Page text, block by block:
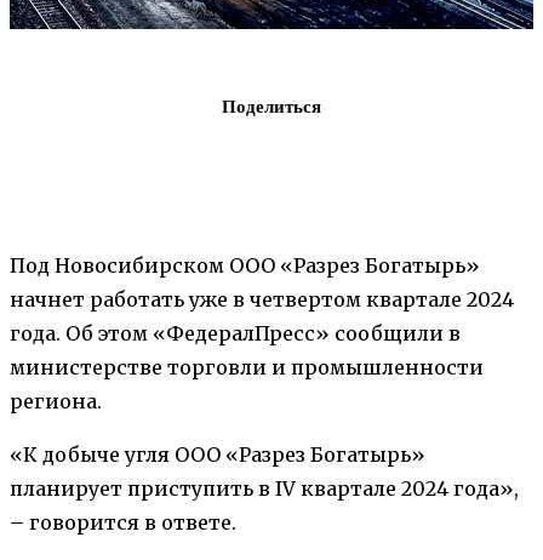
Поделиться
Под Новосибирском ООО «Разрез Богатырь»
начнет работать уже в четвертом квартале 2024
года. Об этом «ФедералПресс» сообщили в
министерстве торговли и промышленности
региона.
«К добыче угля ООО «Разрез Богатырь»
планирует приступить в IV квартале 2024 года»,
– говорится в ответе.